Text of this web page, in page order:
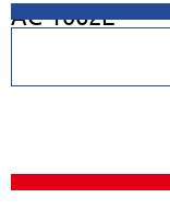
AC-1062E